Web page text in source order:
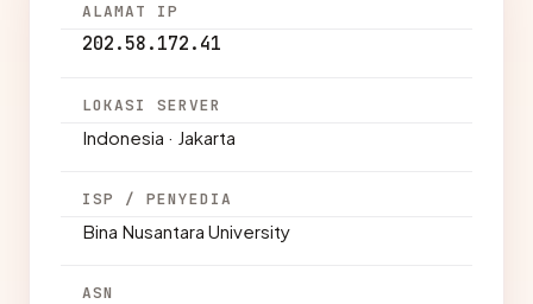
ALAMAT IP
202.58.172.41
LOKASI SERVER
Indonesia · Jakarta
ISP / PENYEDIA
Bina Nusantara University
ASN